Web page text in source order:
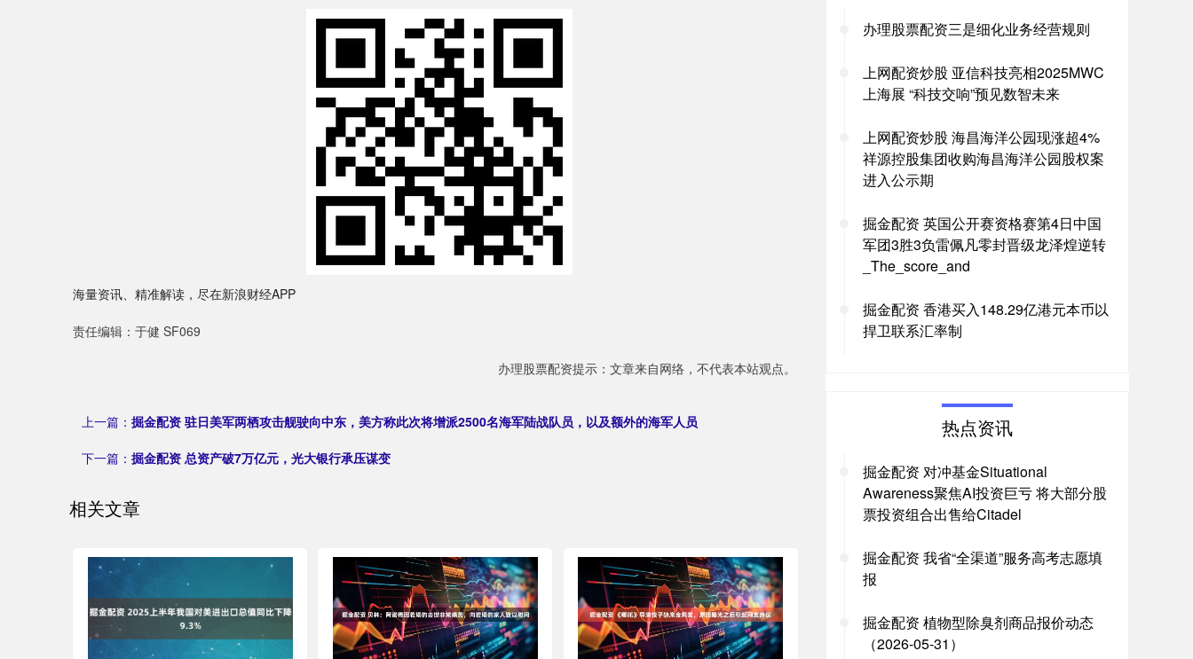
海量资讯、精准解读，尽在新浪财经APP
责任编辑：于健 SF069
办理股票配资提示：文章来自网络，不代表本站观点。
上一篇： 掘金配资 驻日美军两栖攻击舰驶向中东，美方称此次将增派2500名海军陆战队员，以及额外的海军人员
下一篇： 掘金配资 总资产破7万亿元，光大银行承压谋变
相关文章
办理股票配资三是细化业务经营规则
上网配资炒股 亚信科技亮相2025MWC
上海展 “科技交响”预见数智未来
上网配资炒股 海昌海洋公园现涨超4%
祥源控股集团收购海昌海洋公园股权案
进入公示期
掘金配资 英国公开赛资格赛第4日中国
军团3胜3负雷佩凡零封晋级龙泽煌逆转
_The_score_and
掘金配资 香港买入148.29亿港元本币以
捍卫联系汇率制
热点资讯
掘金配资 对冲基金Situational
Awareness聚焦AI投资巨亏 将大部分股
票投资组合出售给Citadel
掘金配资 我省“全渠道”服务高考志愿填
报
掘金配资 植物型除臭剂商品报价动态
（2026-05-31）